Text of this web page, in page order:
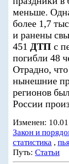
меньше.
более 1,7
и ранены
451 ДТП с
погибли 48
Отрадно,
нынешние
регионов
России
Изменен:
Закон и
статистика ,
Путь: Статьи